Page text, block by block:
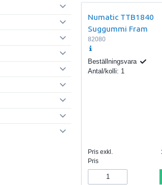
Numatic TTB1840
Suggummi Fram
82080
Beställningsvara
Antal/kolli: 1
Pris exkl.
Pris